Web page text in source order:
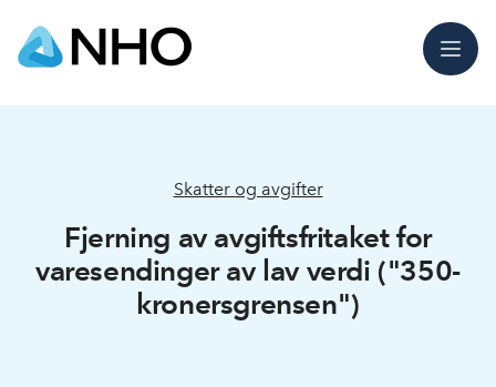
Meny
Skatter og avgifter
Fjerning av avgiftsfritaket for
varesendinger av lav verdi ("350-
kronersgrensen")